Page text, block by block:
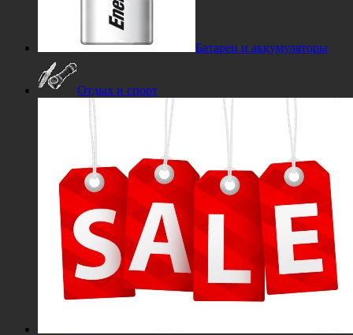
Батареи и аккумуляторы
Отдых и спорт